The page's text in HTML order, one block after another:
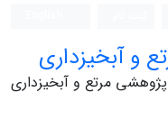
و آبخیزداری
مرتع و آبخیزداری